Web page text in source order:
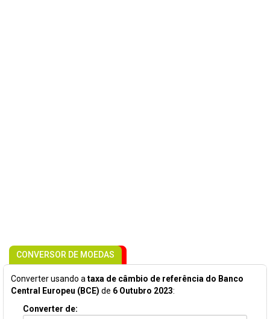
CONVERSOR DE MOEDAS
Converter usando a taxa de câmbio de referência do Banco
Central Europeu (BCE) de 6 Outubro 2023:
Converter de: